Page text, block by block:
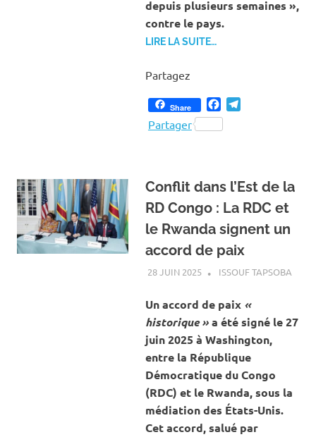
depuis plusieurs semaines »,
contre le pays.
LIRE LA SUITE…
Partagez
Share Facebook
Partager
Conflit dans l’Est de la
RD Congo : La RDC et
le Rwanda signent un
accord de paix
28 JUIN 2025 ISSOUF TAPSOBA
Un accord de paix «
historique »a été signé le 27
juin 2025 à Washington,
entre la République
Démocratique du Congo
(RDC) et le Rwanda, sous la
médiation des États-Unis.
Cet accord, salué par